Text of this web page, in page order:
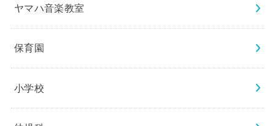
ヤマハ音楽教室
保育園
小学校